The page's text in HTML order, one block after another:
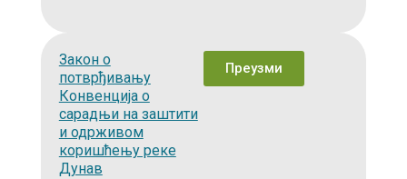
Закон о
потврђивању
Конвенција о
сарадњи на заштити
и одрживом
коришћењу реке
Дунав
Преузми